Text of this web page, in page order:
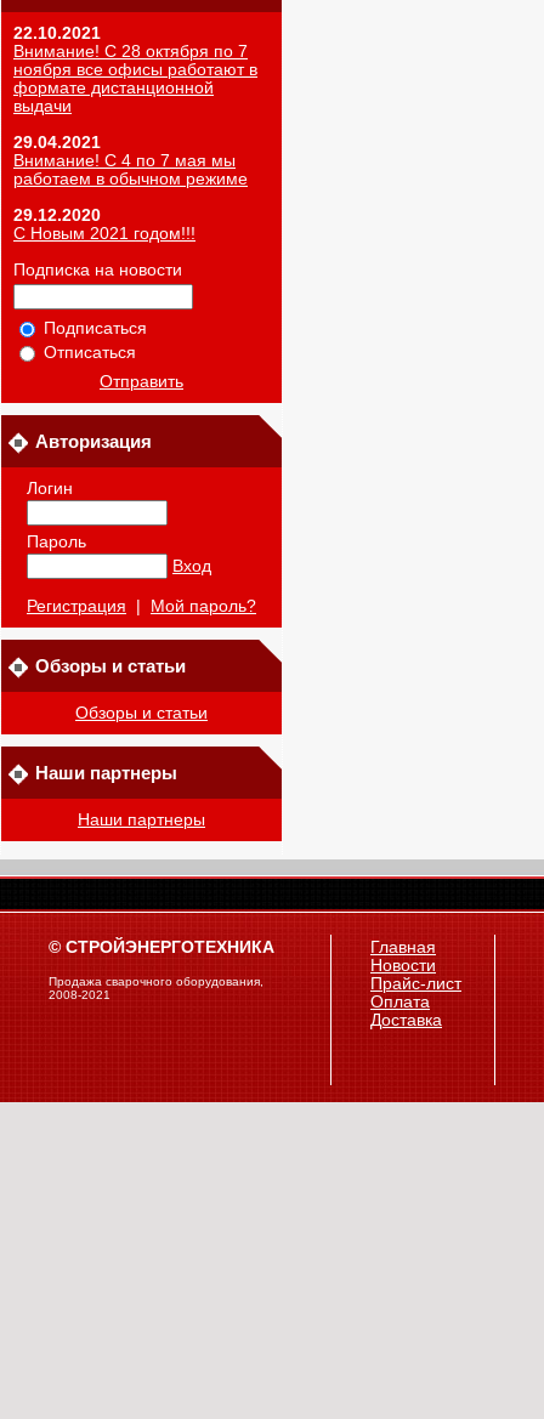
22.10.2021
Внимание! С 28 октября по 7
ноября все офисы работают в
формате дистанционной
выдачи
29.04.2021
Внимание! С 4 по 7 мая мы
работаем в обычном режиме
29.12.2020
С Новым 2021 годом!!!
Подписка на новости
Подписаться
Отписаться
Отправить
Авторизация
Логин
Пароль
Вход
Регистрация Мой пароль?
Обзоры и статьи
Обзоры и статьи
Наши партнеры
Наши партнеры
© СТРОЙЭНЕРГОТЕХНИКА
Продажа сварочного оборудования,
2008-2021
Главная
Новости
Прайс-лист
Оплата
Доставка